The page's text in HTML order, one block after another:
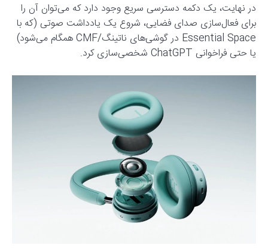
در نهایت، یک دکمه دسترسی سریع وجود دارد که می‌توان آن را
برای فعال‌سازی صدای فضایی، شروع یک یادداشت صوتی (که با
Essential Space در گوشی‌های ناتینگ/CMF همگام می‌شود)
یا حتی فراخوانی ChatGPT شخصی‌سازی کرد.